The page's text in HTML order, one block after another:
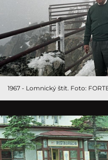
1967 - Lomnický štít. Foto: